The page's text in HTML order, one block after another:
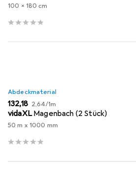
100 x 180 cm
Abdeckmaterial
EUR
132,18 EUR
2,64/1m
vidaXL Magenbach (2 Stück)
50 m x 1000 mm